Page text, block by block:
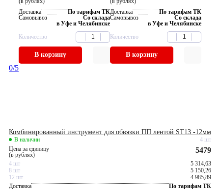
Доставка
По тарифам ТК
Самовывоз
Со склада
в Уфе и Челябинске
Количество
В корзину
Доставка
По тарифам ТК
Самовывоз
Со склада
в Уфе и Челябинске
Количество
В корзину
0/5
Комбинированный инструмент для обвязки ПП лентой ST13 -12мм
В наличии
4 шт
Цена за единицу
(в рублях)
5479
4 шт
5 314,63
8 шт
5 150,26
12 шт
4 985,89
Доставка
По тарифам ТК